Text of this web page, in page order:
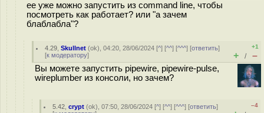
ее уже можно запустить из command line, чтобы
посмотреть как работает? или "а зачем
блаблабла"?
4.29 ,Skullnet (ok), 04:20, 28/06/2024 [^] [^^] [^^^] [ответить]
[к модератору]
+1
+ / –
Вы можете запустить pipewire, pipewire-pulse,
wireplumber из консоли, но зачем?
5.42 ,crypt (ok), 07:50, 28/06/2024 [^] [^^] [^^^] [ответить]
–4